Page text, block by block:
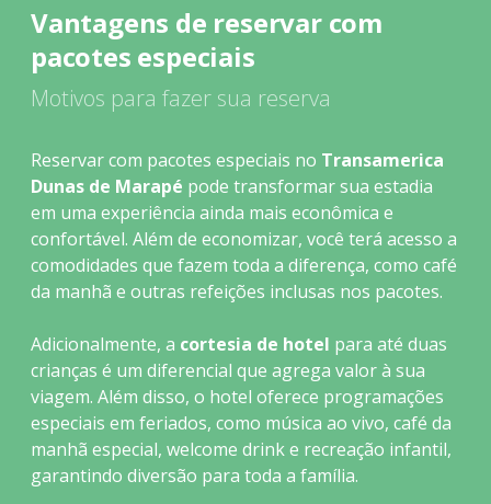
Vantagens de reservar com
pacotes especiais
Motivos para fazer sua reserva
Reservar com pacotes especiais no Transamerica
Dunas de Marapé pode transformar sua estadia
em uma experiência ainda mais econômica e
confortável. Além de economizar, você terá acesso a
comodidades que fazem toda a diferença, como café
da manhã e outras refeições inclusas nos pacotes.
Adicionalmente, a cortesia de hotel para até duas
crianças é um diferencial que agrega valor à sua
viagem. Além disso, o hotel oferece programações
especiais em feriados, como música ao vivo, café da
manhã especial, welcome drink e recreação infantil,
garantindo diversão para toda a família.